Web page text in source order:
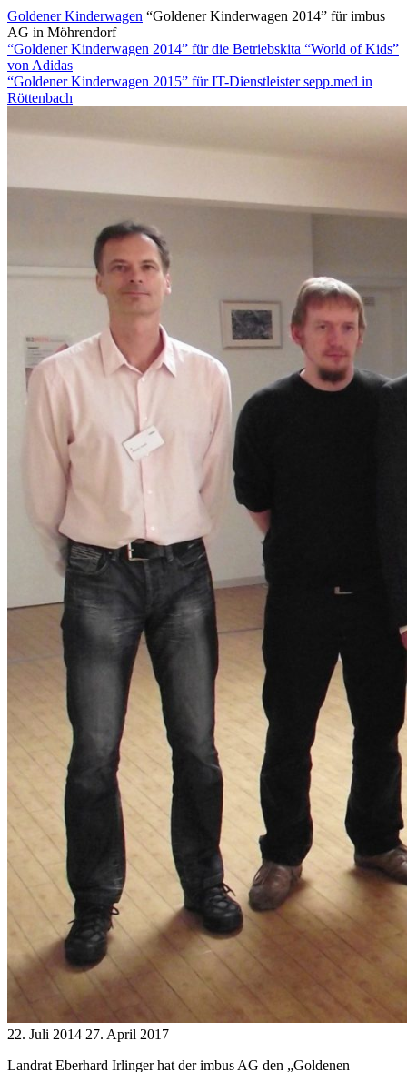
Start
Goldener Kinderwagen “Goldener Kinderwagen 2014” für imbus
AG in Möhrendorf
“Goldener Kinderwagen 2014” für die Betriebskita “World of Kids”
von Adidas
“Goldener Kinderwagen 2015” für IT-Dienstleister sepp.med in
Röttenbach
22. Juli 2014 27. April 2017
Landrat Eberhard Irlinger hat der imbus AG den „Goldenen